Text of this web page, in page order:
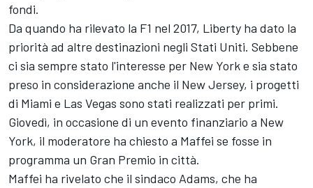
fondi.
Da quando ha rilevato la F1 nel 2017, Liberty ha dato la
priorità ad altre destinazioni negli Stati Uniti. Sebbene
ci sia sempre stato l'interesse per New York e sia stato
preso in considerazione anche il New Jersey, i progetti
di Miami e Las Vegas sono stati realizzati per primi.
Giovedì, in occasione di un evento finanziario a New
York, il moderatore ha chiesto a Maffei se fosse in
programma un Gran Premio in città.
Maffei ha rivelato che il sindaco Adams, che ha